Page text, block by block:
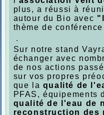
plus, a réussi à
autour du Bio avec
thème de
.
Sur notre stand
échanger avec
de nos actions
sur vos propres
que la qualité de
PFAS, équipements
qualité de l'eau de
reconstruction des